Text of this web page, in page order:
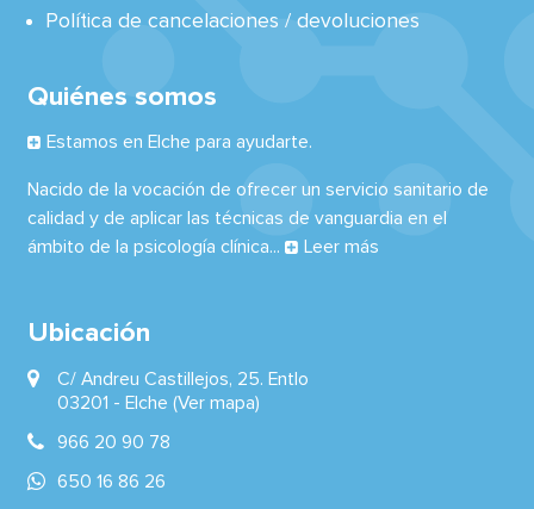
Política de cancelaciones / devoluciones
Quiénes somos
Estamos en Elche para ayudarte.
Nacido de la vocación de ofrecer un servicio sanitario de
calidad y de aplicar las técnicas de vanguardia en el
ámbito de la psicología clínica...
Leer más
Ubicación
C/ Andreu Castillejos, 25. Entlo
03201 - Elche (Ver mapa)
966 20 90 78
650 16 86 26